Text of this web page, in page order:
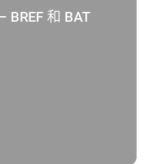
BREF 和 BAT